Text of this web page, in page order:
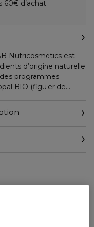
60€ d’achat
Nutricosmetics est
d’origine naturelle
programmes
BIO (figuier de
graisses par l’intestin,
les sucres.
en calories,
La gomme de